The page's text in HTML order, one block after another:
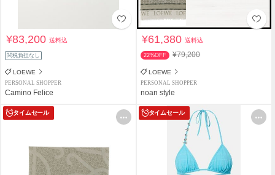
¥83,200送料込
関税負担なし
LOEWE
PERSONAL SHOPPER
Camino Felice
¥61,380送料込
22%OFF ¥79,200
LOEWE
PERSONAL SHOPPER
noan style
タイムセール タイムセール